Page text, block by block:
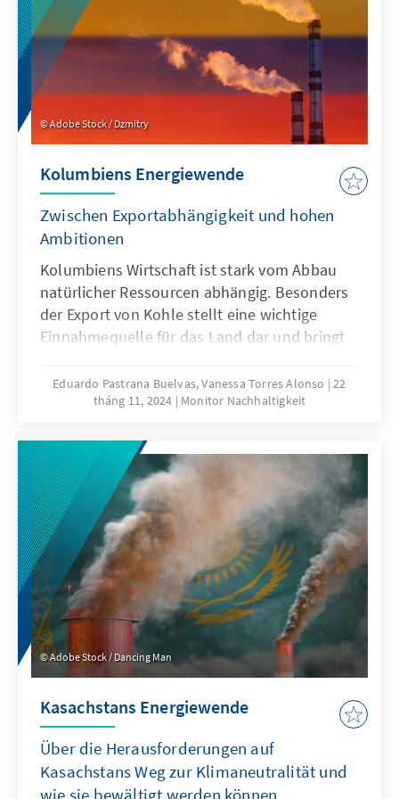
wird entscheidend sein, auf allen Ebenen ein
tiefgreifenderes Klimabewusstsein zu
schaffen.
Adobe Stock / Dzmitry
Kolumbiens Energiewende
Zwischen Exportabhängigkeit und hohen
Ambitionen
Kolumbiens Wirtschaft ist stark vom Abbau
natürlicher Ressourcen abhängig. Besonders
der Export von Kohle stellt eine wichtige
Einnahmequelle für das Land dar und bringt
enorme Herausforderungen mit sich. Die
Umsetzung einer abrupten und
Brennstoffen birgt nicht zu unterschätzende
Risiken für die kolumbianische Wirtschaft und
Gesellschaft. Daher ist es entscheidend, den
Übergang mit
Reindustrialisierungsmaßnahmen und einer
Diversifizierung der Exporte zu unterstützen,
um die notwendige Stabilität zu
gewährleisten.
Eduardo Pastrana Buelvas, Vanessa Torres Alonso
22
tháng 11, 2024
Monitor Nachhaltigkeit
Adobe Stock / Dancing Man
Kasachstans Energiewende
Über die Herausforderungen auf
Kasachstans Weg zur Klimaneutralität und